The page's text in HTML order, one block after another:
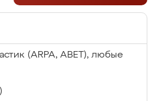
(ARPA, ABET), любые